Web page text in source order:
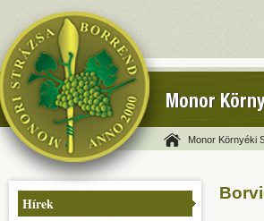
Monor
Monor Környéki
Hírek